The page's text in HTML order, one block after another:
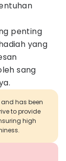
penting
yang
sang
has been
to provide
high